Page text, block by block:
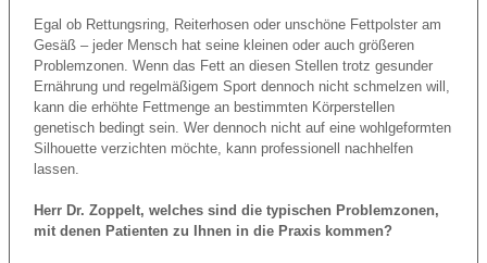
Egal ob Rettungsring, Reiterhosen oder unschöne Fettpolster am
Gesäß – jeder Mensch hat seine kleinen oder auch größeren
Problemzonen. Wenn das Fett an diesen Stellen trotz gesunder
Ernährung und regelmäßigem Sport dennoch nicht schmelzen will,
kann die erhöhte Fettmenge an bestimmten Körperstellen
genetisch bedingt sein. Wer dennoch nicht auf eine wohlgeformten
Silhouette verzichten möchte, kann professionell nachhelfen
lassen.
Herr Dr. Zoppelt, welches sind die typischen Problemzonen,
mit denen Patienten zu Ihnen in die Praxis kommen?